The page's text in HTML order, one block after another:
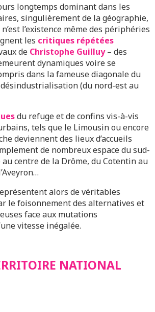
longtemps dominant dans les
singulièrement de la géographie,
l’existence même des périphéries
les critiques répétées
de Christophe Guilluy– des
dynamiques voire se
dans la fameuse diagonale du
(du nord-est au
du refuge et de confins vis-à-vis
tels que le Limousin ou encore
deviennent des lieux d’accueils
de nombreux espace du sud-
centre de la Drôme, du Cotentin au
alors de véritables
le foisonnement des alternatives et
face aux mutations
vitesse inégalée.
NATIONAL